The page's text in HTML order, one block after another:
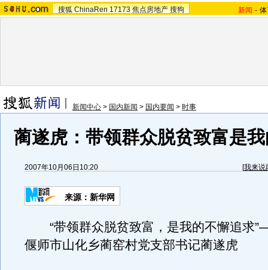
搜狐 ChinaRen 17173 焦点房地产 搜狗 新闻 -
新闻中心 > 国内新闻 > 国内要闻 > 时事
蔺遂虎：带领群众脱贫致富是
2007年10月06日10:20 [我来说
来源：新华网
“带领群众脱贫致富，是我的不懈追求
偃师市山化乡蔺窑村党支部书记蔺遂虎